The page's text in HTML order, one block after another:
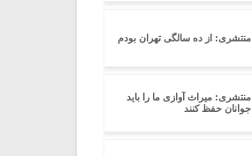
منتشری: از ده سالگی تهران بودم
منتشری: میراث آوازی ما را باید
جوانان حفظ کنند